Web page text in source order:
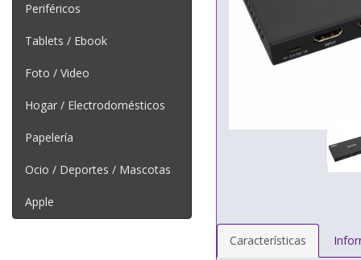
Periféricos
Tablets / Ebook
Foto / Video
Hogar / Electrodomésticos
Papelería
Ocio / Deportes / Mascotas
Apple
Características